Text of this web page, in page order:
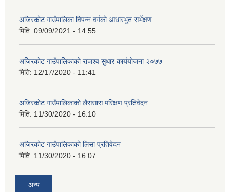
अजिरकाेट गाउँपालिका विपन्न वर्गकाे आधारभुत सर्भेक्षण
मिति: 09/09/2021 - 14:55
अजिरकोट गाउँपालिकाको राजश्व सुधार कार्ययोजना २०७७
मिति: 12/17/2020 - 11:41
अजिरकोट गाउँपालिकाको लैससास परिक्षण प्रतिवेदन
मिति: 11/30/2020 - 16:10
अजिरकोट गाउँपालिकाको लिसा प्रतिवेदन
मिति: 11/30/2020 - 16:07
अन्य